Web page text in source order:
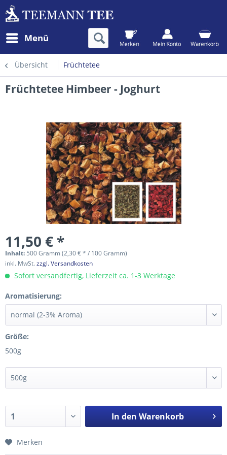
Menü
Übersicht Früchtetee
Früchtetee Himbeer - Joghurt
11,50 € *
Inhalt: 500 Gramm (2,30 € * / 100 Gramm)
inkl. MwSt.zzgl. Versandkosten
Sofort versandfertig, Lieferzeit ca. 1-3 Werktage
Aromatisierung:
Größe:
500g
In den Warenkorb
Merken